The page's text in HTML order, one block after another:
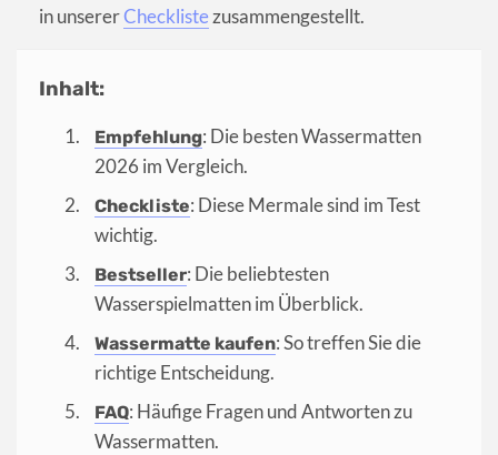
in unsererChecklistezusammengestellt.
Inhalt:
Empfehlung: Die besten Wassermatten
2026 im Vergleich.
Checkliste: Diese Mermale sind im Test
wichtig.
Bestseller: Die beliebtesten
Wasserspielmatten im Überblick.
Wassermatte kaufen: So treffen Sie die
richtige Entscheidung.
FAQ: Häufige Fragen und Antworten zu
Wassermatten.